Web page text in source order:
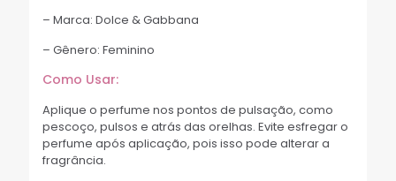
– Marca: Dolce & Gabbana
– Gênero: Feminino
Como Usar:
Aplique o perfume nos pontos de pulsação, como
pescoço, pulsos e atrás das orelhas. Evite esfregar o
perfume após aplicação, pois isso pode alterar a
fragrância.